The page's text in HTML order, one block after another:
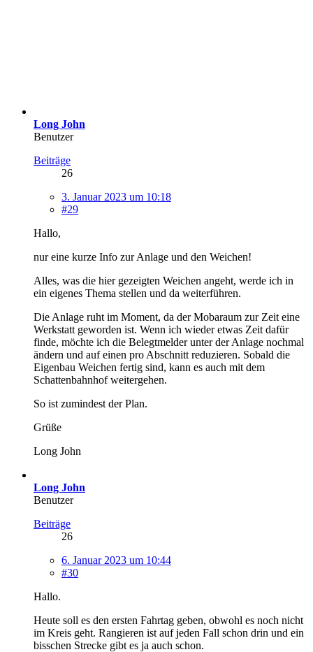
Long John
Benutzer
Beiträge
26
3. Januar 2023 um 10:18
#29
Hallo,
nur eine kurze Info zur Anlage und den Weichen!
Alles, was die hier gezeigten Weichen angeht, werde ich in
ein eigenes Thema stellen und da weiterführen.
Die Anlage ruht im Moment, da der Mobaraum zur Zeit eine
Werkstatt geworden ist. Wenn ich wieder etwas Zeit dafür
finde, möchte ich die Belegtmelder unter der Anlage nochmal
ändern und auf einen pro Abschnitt reduzieren. Sobald die
Eigenbau Weichen fertig sind, kann es auch mit dem
Schattenbahnhof weitergehen.
So ist zumindest der Plan.
Grüße
Long John
Long John
Benutzer
Beiträge
26
6. Januar 2023 um 10:44
#30
Hallo.
Heute soll es den ersten Fahrtag geben, obwohl es noch nicht
im Kreis geht. Rangieren ist auf jeden Fall schon drin und ein
bisschen Strecke gibt es ja auch schon.